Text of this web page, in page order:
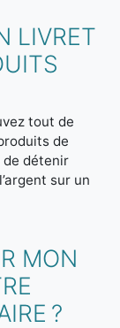
LIVRET
tout de
de
de détenir
sur un
MON
?